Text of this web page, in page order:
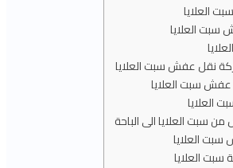
العلايا
العلايا
نقل عفش سبت العلايا
سبت العلايا
العلايا
سبت العلايا الى الباحة
العلايا
العلايا